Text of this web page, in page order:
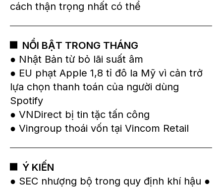
cách thận trọng nhất có thể
NỔI BẬT TRONG THÁNG
● Nhật Bản từ bỏ lãi suất âm
● EU phạt Apple 1,8 tỉ đô la Mỹ vì cản trở
lựa chọn thanh toán của người dùng
Spotify
● VNDirect bị tin tặc tấn công
● Vingroup thoái vốn tại Vincom Retail
Ý KIẾN
● SEC nhượng bộ trong quy định khí hậu ●